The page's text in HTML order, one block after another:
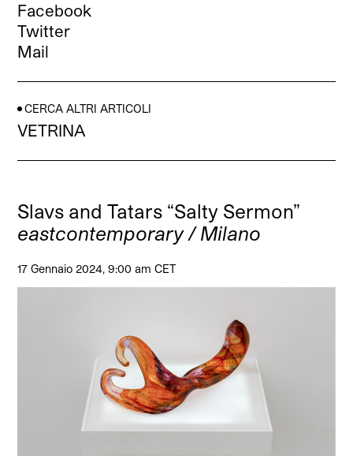
Facebook
Twitter
Mail
CERCA ALTRI ARTICOLI
VETRINA
Slavs and Tatars “Salty Sermon”
eastcontemporary / Milano
17 Gennaio 2024, 9:00 am CET